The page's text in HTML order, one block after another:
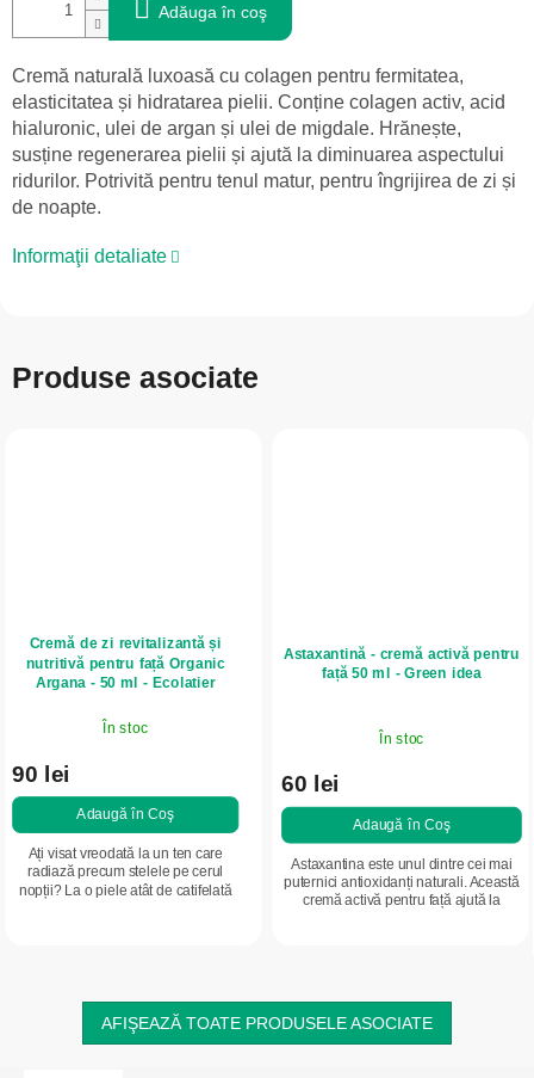
Adăuga în coş
Cremă naturală luxoasă cu colagen pentru fermitatea,
elasticitatea și hidratarea pielii. Conține colagen activ, acid
hialuronic, ulei de argan și ulei de migdale. Hrănește,
susține regenerarea pielii și ajută la diminuarea aspectului
ridurilor. Potrivită pentru tenul matur, pentru îngrijirea de zi și
de noapte.
Informaţii detaliate
Produse asociate
Cremă de zi revitalizantă și
nutritivă pentru față Organic
Argana - 50 ml - Ecolatier
În stoc
90 lei
Adaugă în Coş
Ați visat vreodată la un ten care
radiază precum stelele pe cerul
nopții? La o piele atât de catifelată
Astaxantină - cremă activă pentru
față 50 ml - Green idea
În stoc
60 lei
Adaugă în Coş
Astaxantina este unul dintre cei mai
puternici antioxidanți naturali. Această
cremă activă pentru față ajută la
AFIŞEAZĂ TOATE PRODUSELE ASOCIATE